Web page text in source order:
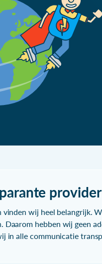
provider
vinden wij heel belangrijk.
Daarom hebben wij geen
in alle communicatie